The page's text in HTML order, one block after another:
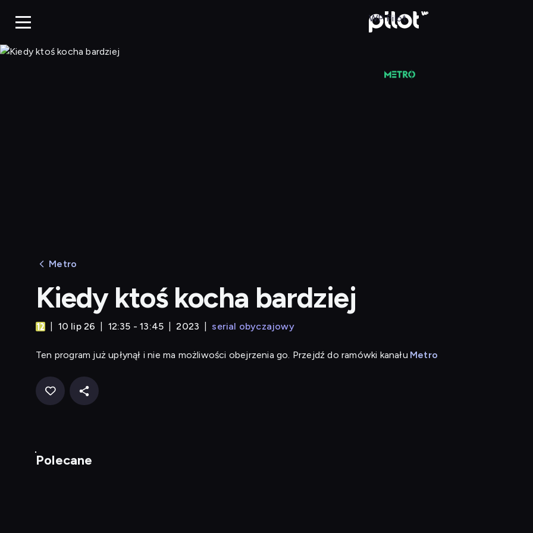
WP Pilot
Metro
Kiedy ktoś kocha bardziej
10 lip 26 12:35 - 13:45 2023 serial obyczajowy
Ten program już upłynął i nie ma możliwości obejrzenia go. Przejdź do ramówki kanału Metro
Polecane